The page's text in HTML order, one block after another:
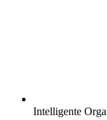
Intelligente